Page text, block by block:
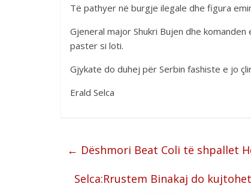
Të pathyer në burgje ilegale dhe figura
Gjeneral major Shukri Bujen dhe
paster si loti.
Gjykate do duhej për Serbin fashiste e jo
Erald Selca
← Dëshmori Beat Coli të shpallet
Selca:Rrustem Binakaj do